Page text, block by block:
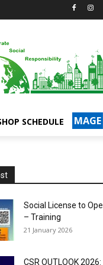
SCHEDULE MAGE
Social License to
– Training
21 January 2026
CSR OUTLOOK 2026: